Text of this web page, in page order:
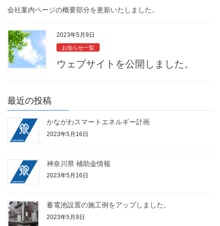
会社案内ページの概要部分を更新いたしました。
2023年5月9日
お知らせ一覧
ウェブサイトを公開しました。
最近の投稿
かながわスマートエネルギー計画
2023年5月16日
神奈川県 補助金情報
2023年5月16日
蓄電池設置の施工例をアップしました。
2023年5月9日